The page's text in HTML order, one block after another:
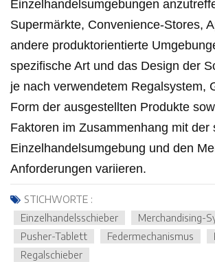
Einzelhandelsumgebungen
Supermärkte, Convenience-Stores,
andere produktorientierte
spezifische Art und das Design der
je nach verwendetem Regalsystem,
Form der ausgestellten Produkte
Faktoren im Zusammenhang mit der
Einzelhandelsumgebung und den
Anforderungen variieren.
STICHWORTE :
Einzelhandelsschieber
Merchandising-
Pusher-Tablett
Federmechanismus
Regalschieber